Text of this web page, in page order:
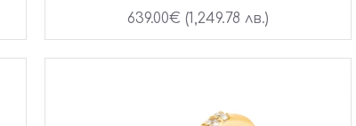
639.00€ (1,249.78 лв.)